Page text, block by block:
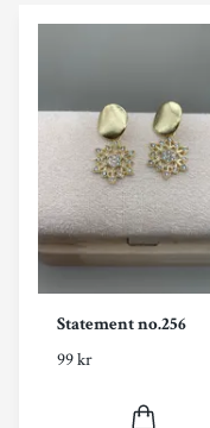
Statement no.256
99 kr